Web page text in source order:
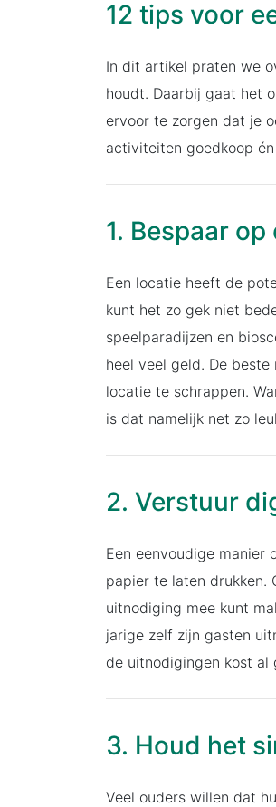
12 tips voor
In dit artikel praten we
houdt. Daarbij gaat het
ervoor te zorgen dat je
activiteiten goedkoop
1. Bespaar
Een locatie heeft de
kunt het zo gek niet
speelparadijzen en
heel veel geld. De
locatie te schrappen.
is dat namelijk net zo
2. Verstuur
Een eenvoudige manier
papier te laten drukken.
uitnodiging mee kunt
jarige zelf zijn gasten
de uitnodigingen kost al
3. Houd het
Veel ouders willen dat